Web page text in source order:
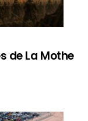
de La Mothe